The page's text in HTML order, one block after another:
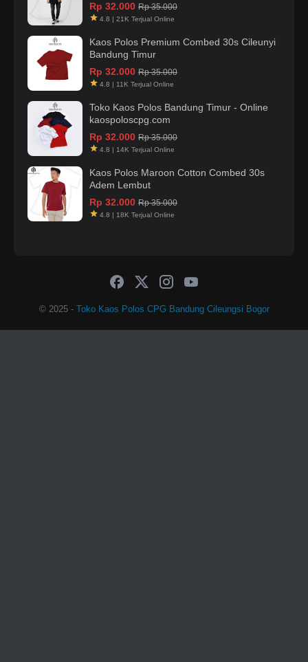
Rp 32.000 Rp 35.000
4.8 | 21K Terjual Online
Kaos Polos Premium Combed 30s Cileunyi
Bandung Timur
Rp 32.000 Rp 35.000
4.8 | 11K Terjual Online
Toko Kaos Polos Bandung Timur - Online
kaospoloscpg.com
Rp 32.000 Rp 35.000
4.8 | 14K Terjual Online
Kaos Polos Maroon Cotton Combed 30s
Adem Lembut
Rp 32.000 Rp 35.000
4.8 | 18K Terjual Online
© 2025 - Toko Kaos Polos CPG Bandung Cileungsi Bogor